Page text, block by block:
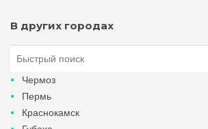
В других городах
Чермоз
Пермь
Краснокамск